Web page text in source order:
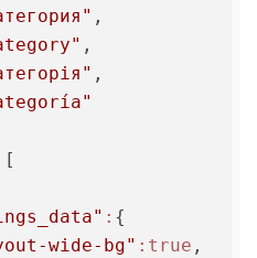
,
,
,
[
: {
wide-bg" :true ,